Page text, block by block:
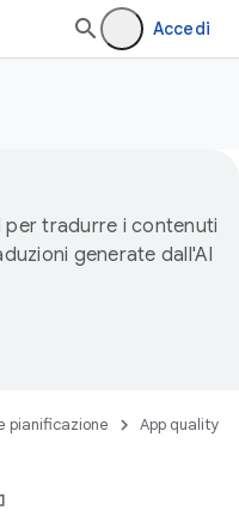
Accedi
per tradurre i contenuti
generate dall'AI
pianificazione
App quality